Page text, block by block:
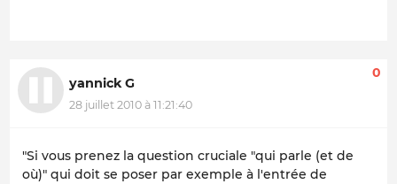
yannick G
28 juillet 2010 à 11:21:40
0
"Si vous prenez la question cruciale "qui parle (et de
où)" qui doit se poser par exemple à l'entrée de